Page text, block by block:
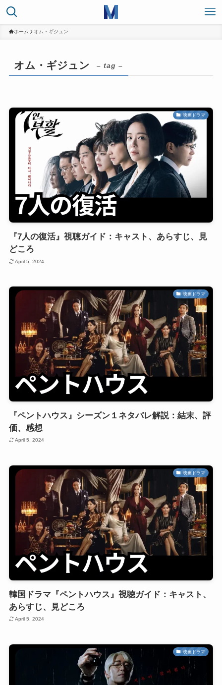
ホーム オム・ギジュン
オム・ギジュン – tag –
映画ドラマ
『7人の復活』視聴ガイド：キャスト、あらすじ、見
どころ
April 5, 2024
映画ドラマ
『ペントハウス』シーズン１ネタバレ解説：結末、評
価、感想
April 5, 2024
映画ドラマ
韓国ドラマ『ペントハウス』視聴ガイド：キャスト、
あらすじ、見どころ
April 5, 2024
映画ドラマ